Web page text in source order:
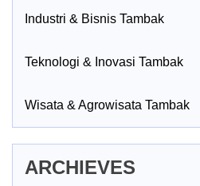
Industri & Bisnis Tambak
Teknologi & Inovasi Tambak
Wisata & Agrowisata Tambak
ARCHIEVES